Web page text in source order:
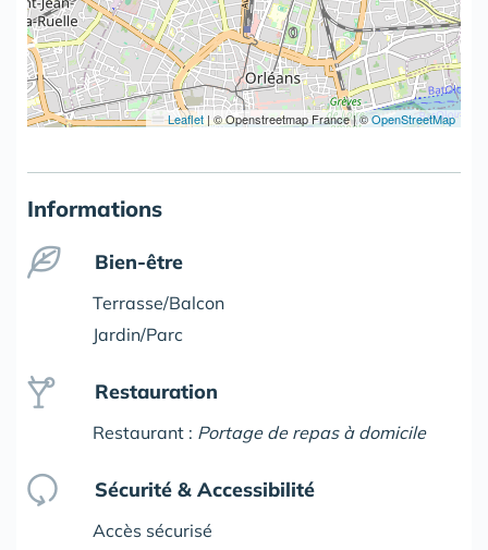
Leaflet | © Openstreetmap France | ©OpenStreetMap
Informations
Bien-être
Terrasse/Balcon
Jardin/Parc
Restauration
Restaurant : Portage de repas à domicile
Sécurité & Accessibilité
Accès sécurisé